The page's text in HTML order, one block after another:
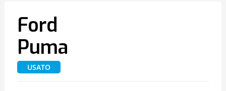
Ford
Puma
USATO